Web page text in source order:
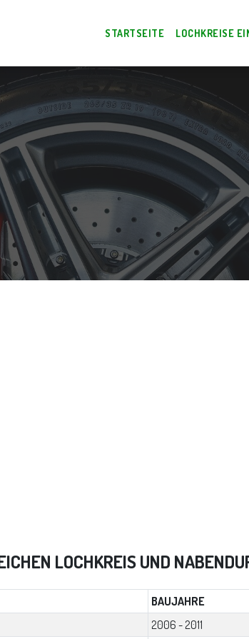
STARTSEITE LOCHKREISE
LOCHKREIS UND
BAUJAHRE
2006 - 2011